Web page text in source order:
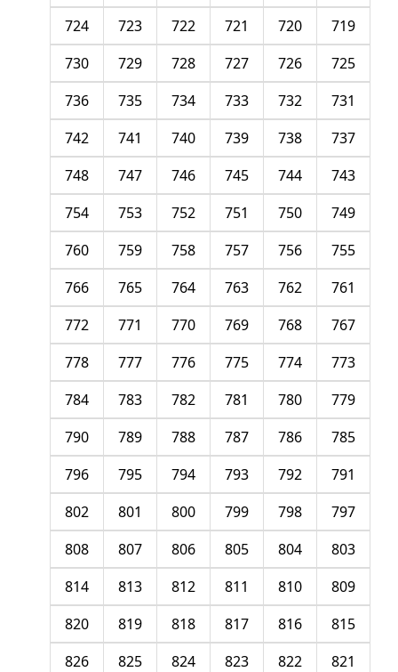
719
720
721
722
723
724
725
726
727
728
729
730
731
732
733
734
735
736
737
738
739
740
741
742
743
744
745
746
747
748
749
750
751
752
753
754
755
756
757
758
759
760
761
762
763
764
765
766
767
768
769
770
771
772
773
774
775
776
777
778
779
780
781
782
783
784
785
786
787
788
789
790
791
792
793
794
795
796
797
798
799
800
801
802
803
804
805
806
807
808
809
810
811
812
813
814
815
816
817
818
819
820
821
822
823
824
825
826